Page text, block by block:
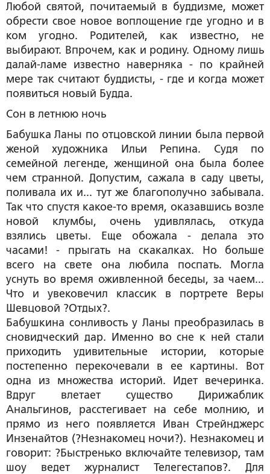
Любой святой, почитаемый в буддизме, может
обрести свое новое воплощение где угодно и в
ком угодно. Родителей, как известно, не
выбирают. Впрочем, как и родину. Одному лишь
далай-ламе известно наверняка - по крайней
мере так считают буддисты, - где и когда может
появиться новый Будда.
Сон в летнюю ночь
Бабушка Ланы по отцовской линии была первой
женой художника Ильи Репина. Судя по
семейной легенде, женщиной она была более
чем странной. Допустим, сажала в саду цветы,
поливала их и... тут же благополучно забывала.
Так что спустя какое-то время, оказавшись возле
новой клумбы, очень удивлялась, откуда
взялись цветы. Еще обожала - делала это
часами! - прыгать на скакалках. Но больше
всего на свете она любила поспать. Могла
уснуть во время оживленной беседы, за чаем...
Что и увековечил классик в портрете Веры
Шевцовой ?Отдых?.
Бабушкина сонливость у Ланы преобразилась в
сновидческий дар. Именно во сне к ней стали
приходить удивительные истории, которые
постепенно перекочевали в ее картины. Вот
одна из множества историй. Идет вечеринка.
Вдруг влетает существо Дирижаблик
Анальгинов, расстегивает на себе молнию, и
прямо из него появляется Иван Стрейнджерс
Инзенайтов (?Незнакомец ночи?). Незнакомец и
говорит: ?Быстренько включайте телевизор, там
шоу ведет журналист Телегестапов?. Для